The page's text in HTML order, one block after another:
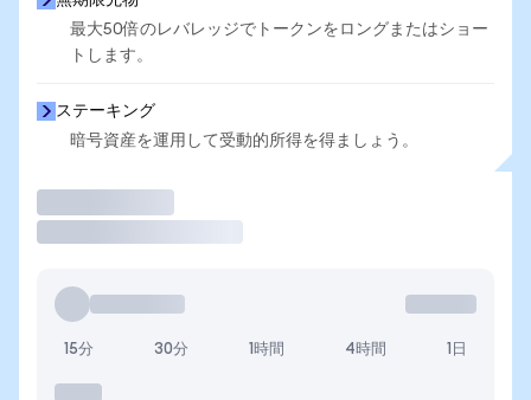
最大50倍のレバレッジでトークンをロングまたはショー
トします。
ステーキング
暗号資産を運用して受動的所得を得ましょう。
15分 30分 1時間 4時間 1日